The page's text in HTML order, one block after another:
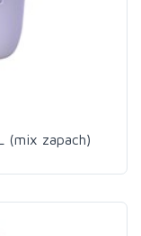
(mix zapach)